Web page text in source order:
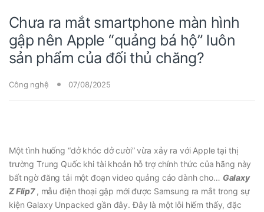
Chưa ra mắt smartphone màn hình
gập nên Apple “quảng bá hộ” luôn
sản phẩm của đối thủ chăng?
Công nghệ 07/08/2025
Một tình huống “dở khóc dở cười” vừa xảy ra với Apple tại thị
trường Trung Quốc khi tài khoản hỗ trợ chính thức của hãng này
bất ngờ đăng tải một đoạn video quảng cáo dành cho… Galaxy
Z Flip7, mẫu điện thoại gập mới được Samsung ra mắt trong sự
kiện Galaxy Unpacked gần đây. Đây là một lỗi hiếm thấy, đặc